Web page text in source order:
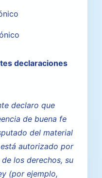
declaraciones
declaro que
de buena fe
del material
autorizado por
los derechos, su
(por ejemplo,